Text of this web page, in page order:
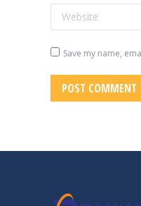
Website
Save my name,
POST COMMENT